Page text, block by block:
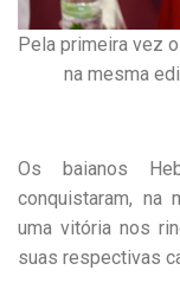
Pela primeira vez
na mesma
Os baianos
conquistaram, na
uma vitória nos
suas respectivas